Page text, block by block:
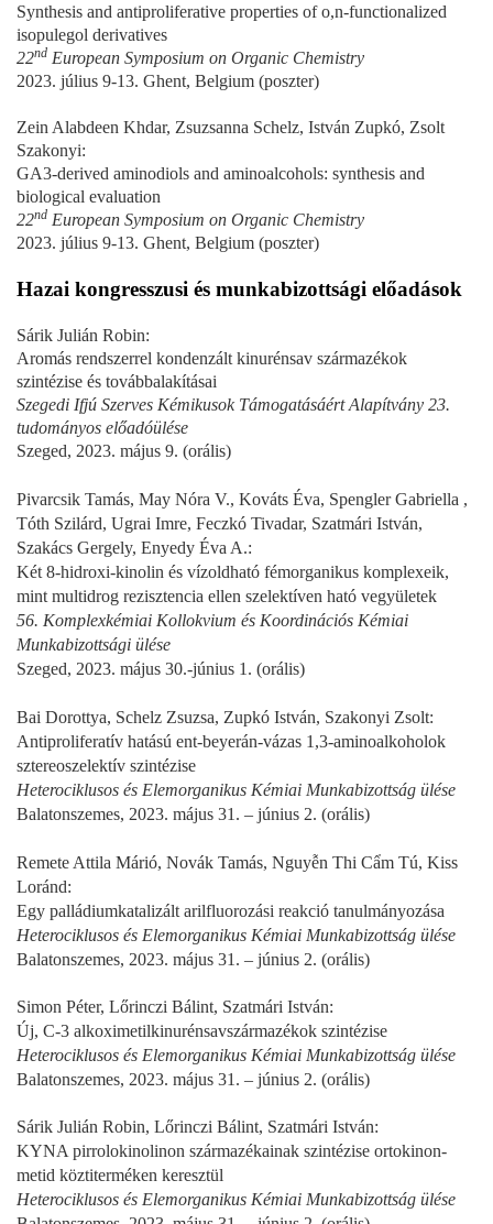
Synthesis and antiproliferative properties of o,n-functionalized
isopulegol derivatives
22nd European Symposium on Organic Chemistry
2023. július 9-13. Ghent, Belgium (poszter)
Zein Alabdeen Khdar, Zsuzsanna Schelz, István Zupkó, Zsolt
Szakonyi:
GA3-derived aminodiols and aminoalcohols: synthesis and
biological evaluation
22nd European Symposium on Organic Chemistry
2023. július 9-13. Ghent, Belgium (poszter)
Hazai kongresszusi és munkabizottsági előadások
Sárik Julián Robin:
Aromás rendszerrel kondenzált kinurénsav származékok
szintézise és továbbalakításai
Szegedi Ifjú Szerves Kémikusok Támogatásáért Alapítvány 23.
tudományos előadóülése
Szeged, 2023. május 9. (orális)
Pivarcsik Tamás, May Nóra V., Kováts Éva, Spengler Gabriella ,
Tóth Szilárd, Ugrai Imre, Feczkó Tivadar, Szatmári István,
Szakács Gergely, Enyedy Éva A.:
Két 8-hidroxi-kinolin és vízoldható fémorganikus komplexeik,
mint multidrog rezisztencia ellen szelektíven ható vegyületek
56. Komplexkémiai Kollokvium és Koordinációs Kémiai
Munkabizottsági ülése
Szeged, 2023. május 30.-június 1. (orális)
Bai Dorottya, Schelz Zsuzsa, Zupkó István, Szakonyi Zsolt:
Antiproliferatív hatású ent-beyerán-vázas 1,3-aminoalkoholok
sztereoszelektív szintézise
Heterociklusos és Elemorganikus Kémiai Munkabizottság ülése
Balatonszemes, 2023. május 31. – június 2. (orális)
Remete Attila Márió, Novák Tamás, Nguyễn Thi Cẩm Tú, Kiss
Loránd:
Egy palládiumkatalizált arilfluorozási reakció tanulmányozása
Heterociklusos és Elemorganikus Kémiai Munkabizottság ülése
Balatonszemes, 2023. május 31. – június 2. (orális)
Simon Péter, Lőrinczi Bálint, Szatmári István:
Új, C-3 alkoximetilkinurénsavszármazékok szintézise
Heterociklusos és Elemorganikus Kémiai Munkabizottság ülése
Balatonszemes, 2023. május 31. – június 2. (orális)
Sárik Julián Robin, Lőrinczi Bálint, Szatmári István:
KYNA pirrolokinolinon származékainak szintézise ortokinon-
metid köztiterméken keresztül
Heterociklusos és Elemorganikus Kémiai Munkabizottság ülése